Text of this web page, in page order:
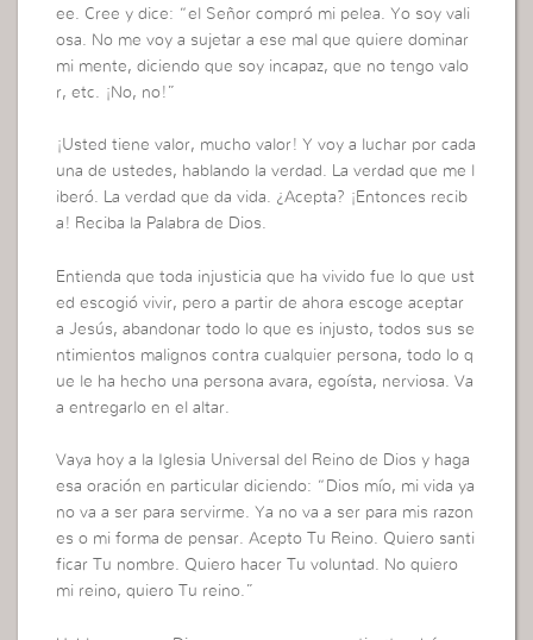
ee. Cree y dice: “el Señor compró mi pelea. Yo soy vali
osa. No me voy a sujetar a ese mal que quiere dominar
mi mente, diciendo que soy incapaz, que no tengo valo
r, etc. ¡No, no!”
¡Usted tiene valor, mucho valor! Y voy a luchar por cada
una de ustedes, hablando la verdad. La verdad que me l
iberó. La verdad que da vida. ¿Acepta? ¡Entonces recib
a! Reciba la Palabra de Dios.
Entienda que toda injusticia que ha vivido fue lo que ust
ed escogió vivir, pero a partir de ahora escoge aceptar
a Jesús, abandonar todo lo que es injusto, todos sus se
ntimientos malignos contra cualquier persona, todo lo q
ue le ha hecho una persona avara, egoísta, nerviosa. Va
a entregarlo en el altar.
Vaya hoy a la Iglesia Universal del Reino de Dios y haga
esa oración en particular diciendo: “Dios mío, mi vida ya
no va a ser para servirme. Ya no va a ser para mis razon
es o mi forma de pensar. Acepto Tu Reino. Quiero santi
ficar Tu nombre. Quiero hacer Tu voluntad. No quiero
mi reino, quiero Tu reino.”